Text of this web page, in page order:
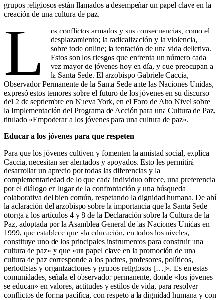
grupos religiosos están llamados a desempeñar un papel clave en la
creación de una cultura de paz.
L
os conflictos armados y sus consecuencias, como el
desplazamiento; la radicalización y la violencia,
sobre todo online; la tentación de una vida delictiva.
Estos son los riesgos que enfrenta un número cada
vez mayor de jóvenes hoy en día, y que preocupan a
la Santa Sede. El arzobispo Gabriele Caccia,
Observador Permanente de la Santa Sede ante las Naciones Unidas,
expresó estos temores sobre el futuro de los jóvenes en su discurso
del 2 de septiembre en Nueva York, en el Foro de Alto Nivel sobre
la Implementación del Programa de Acción para una Cultura de Paz,
titulado «Empoderar a los jóvenes para una cultura de paz».
Educar a los jóvenes para que respeten
Para que los jóvenes cultiven y fomenten la amistad social, explica
Caccia, necesitan ser alentados y apoyados. Esto les permitirá
desarrollar un aprecio por todas las diferencias y la
complementariedad de lo que cada individuo ofrece, una preferencia
por el diálogo en lugar de la confrontación y una búsqueda
colaborativa del bien común, respetando la dignidad humana. De ahí
la aclaración del arzobispo sobre la importancia que la Santa Sede
otorga a los artículos 4 y 8 de la Declaración sobre la Cultura de la
Paz, adoptada por la Asamblea General de las Naciones Unidas en
1999, que establece que «la educación, en todos los niveles,
constituye uno de los principales instrumentos para construir una
cultura de paz» y que «un papel clave en la promoción de una
cultura de paz corresponde a los padres, profesores, políticos,
periodistas y organizaciones y grupos religiosos […]». Es en estas
comunidades, señala el observador permanente, donde «los jóvenes
se educan» en valores, actitudes y estilos de vida, para resolver
conflictos de forma pacífica, con respeto a la dignidad humana y con